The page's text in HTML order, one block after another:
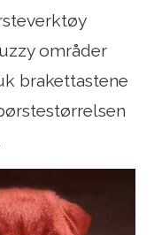
områder
brakettastene